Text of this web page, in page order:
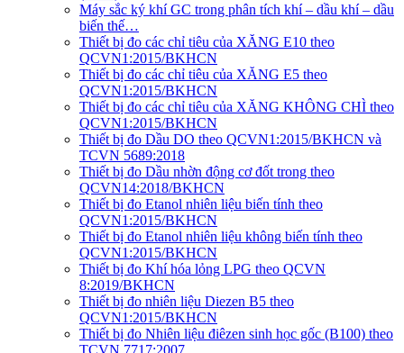
Máy sắc ký khí GC trong phân tích khí – dầu khí – dầu
biến thế…
Thiết bị đo các chỉ tiêu của XĂNG E10 theo
QCVN1:2015/BKHCN
Thiết bị đo các chỉ tiêu của XĂNG E5 theo
QCVN1:2015/BKHCN
Thiết bị đo các chỉ tiêu của XĂNG KHÔNG CHÌ theo
QCVN1:2015/BKHCN
Thiết bị đo Dầu DO theo QCVN1:2015/BKHCN và
TCVN 5689:2018
Thiết bị đo Dầu nhờn động cơ đốt trong theo
QCVN14:2018/BKHCN
Thiết bị đo Etanol nhiên liệu biến tính theo
QCVN1:2015/BKHCN
Thiết bị đo Etanol nhiên liệu không biến tính theo
QCVN1:2015/BKHCN
Thiết bị đo Khí hóa lỏng LPG theo QCVN
8:2019/BKHCN
Thiết bị đo nhiên liệu Diezen B5 theo
QCVN1:2015/BKHCN
Thiết bị đo Nhiên liệu điêzen sinh học gốc (B100) theo